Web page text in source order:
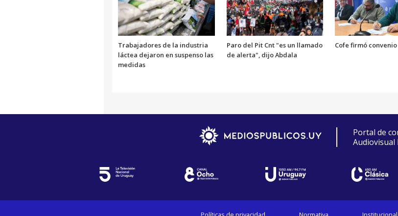
Trabajadores de la industria
láctea dejaron en suspenso las
medidas
Paro del Pit Cnt "es un llamado
de alerta", dijo Abdala
Cofe firmó
Portal de
Audiovisual